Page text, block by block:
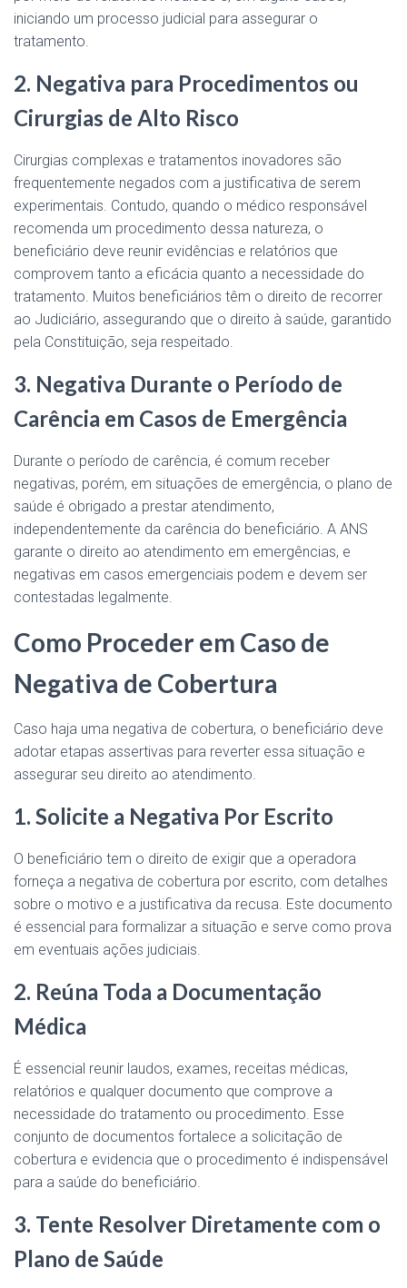
iniciando um processo judicial para assegurar o
tratamento.
2. Negativa para Procedimentos ou
Cirurgias de Alto Risco
Cirurgias complexas e tratamentos inovadores são
frequentemente negados com a justificativa de serem
experimentais. Contudo, quando o médico responsável
recomenda um procedimento dessa natureza, o
beneficiário deve reunir evidências e relatórios que
comprovem tanto a eficácia quanto a necessidade do
tratamento. Muitos beneficiários têm o direito de recorrer
ao Judiciário, assegurando que o direito à saúde, garantido
pela Constituição, seja respeitado.
3. Negativa Durante o Período de
Carência em Casos de Emergência
Durante o período de carência, é comum receber
negativas, porém, em situações de emergência, o plano de
saúde é obrigado a prestar atendimento,
independentemente da carência do beneficiário. A ANS
garante o direito ao atendimento em emergências, e
negativas em casos emergenciais podem e devem ser
contestadas legalmente.
Como Proceder em Caso de
Negativa de Cobertura
Caso haja uma negativa de cobertura, o beneficiário deve
adotar etapas assertivas para reverter essa situação e
assegurar seu direito ao atendimento.
1. Solicite a Negativa Por Escrito
O beneficiário tem o direito de exigir que a operadora
forneça a negativa de cobertura por escrito, com detalhes
sobre o motivo e a justificativa da recusa. Este documento
é essencial para formalizar a situação e serve como prova
em eventuais ações judiciais.
2. Reúna Toda a Documentação
Médica
É essencial reunir laudos, exames, receitas médicas,
relatórios e qualquer documento que comprove a
necessidade do tratamento ou procedimento. Esse
conjunto de documentos fortalece a solicitação de
cobertura e evidencia que o procedimento é indispensável
para a saúde do beneficiário.
3. Tente Resolver Diretamente com o
Plano de Saúde